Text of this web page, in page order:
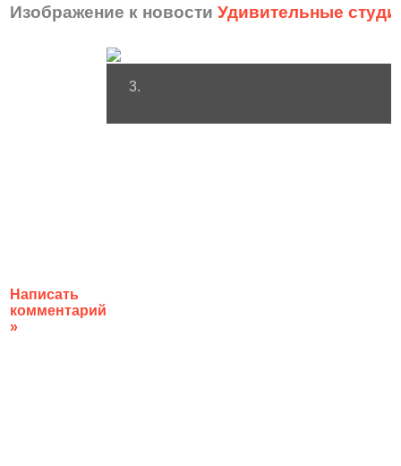
Изображение к новостиУдивительные
Написать
комментарий
»
3.